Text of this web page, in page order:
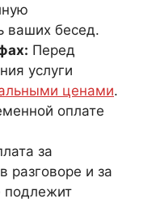
ваших бесед.
Перед
услуги
ценами.
оплате
за
разговоре и за
подлежит